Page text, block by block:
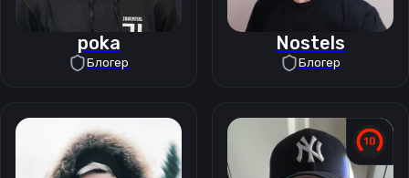
poka
Блогер
Nostels
Блогер